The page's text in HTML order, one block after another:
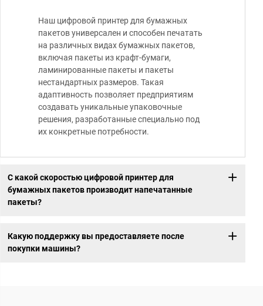
Наш цифровой принтер для бумажных
пакетов универсален и способен печатать
на различных видах бумажных пакетов,
включая пакеты из крафт-бумаги,
ламинированные пакеты и пакеты
нестандартных размеров. Такая
адаптивность позволяет предприятиям
создавать уникальные упаковочные
решения, разработанные специально под
их конкретные потребности.
С какой скоростью цифровой принтер для
бумажных пакетов производит напечатанные
пакеты?
Какую поддержку вы предоставляете после
покупки машины?